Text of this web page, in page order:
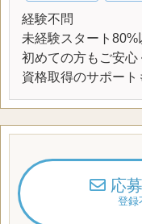
経験不問
未経験スタート80%
初めての方もご安心
資格取得のサポート
応
登録